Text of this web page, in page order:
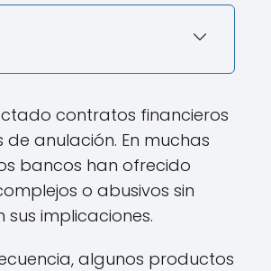
contratos financieros
de anulación. En muchas
bancos han ofrecido
o abusivos sin
sus implicaciones.
algunos productos